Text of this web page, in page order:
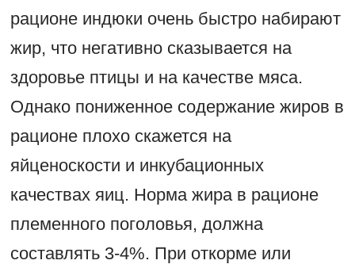
рационе индюки очень быстро набирают
жир, что негативно сказывается на
здоровье птицы и на качестве мяса.
Однако пониженное содержание жиров в
рационе плохо скажется на
яйценоскости и инкубационных
качествах яиц. Норма жира в рационе
племенного поголовья, должна
составлять 3-4%. При откорме или